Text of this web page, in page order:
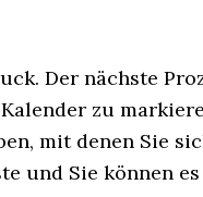
Der nächste
zu
mit denen Sie
und Sie können